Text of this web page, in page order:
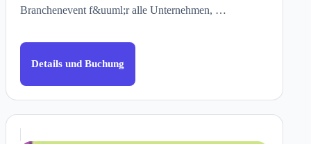
Branchenevent f&uuml;r alle Unternehmen, …
Details und Buchung